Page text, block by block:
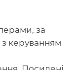
за
керуванням